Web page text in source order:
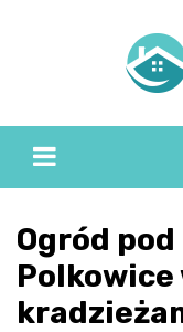
Ogród
Polkowice